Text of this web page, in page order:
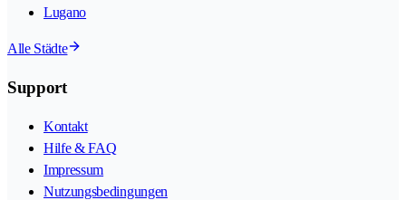
Lugano
Alle Städte
Support
Kontakt
Hilfe & FAQ
Impressum
Nutzungsbedingungen